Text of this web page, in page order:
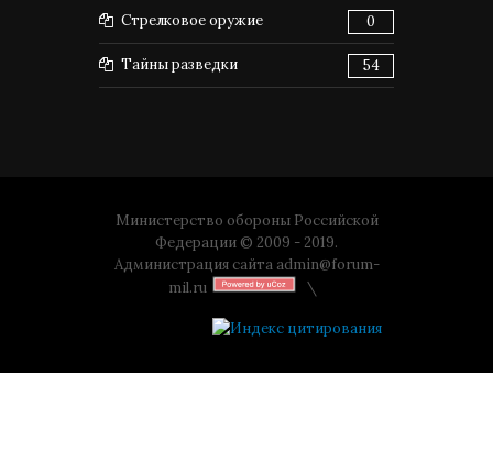
Стрелковое оружие 0
Тайны разведки 54
Министерство обороны Российской
Федерации © 2009 - 2019.
Администрация сайта admin@forum-
mil.ru